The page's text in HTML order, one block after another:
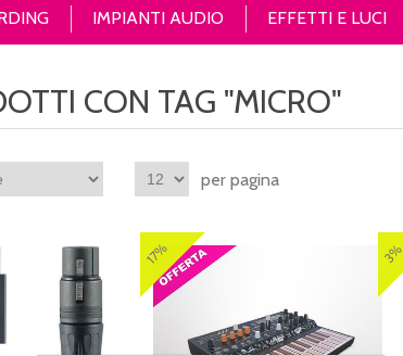
IMPIANTI AUDIO EFFETTI E LUCI
CON TAG "MICRO"
per pagina
17% 3%